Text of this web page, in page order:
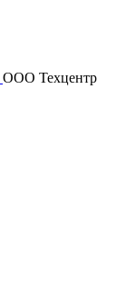
ООО Техцентр